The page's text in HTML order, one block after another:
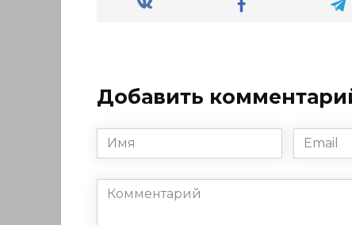
Добавить
Имя
*
Email
*
Комментарий